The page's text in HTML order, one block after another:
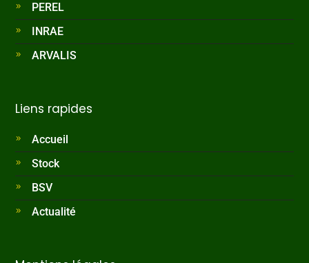
PEREL
INRAE
ARVALIS
Liens rapides
Accueil
Stock
BSV
Actualité